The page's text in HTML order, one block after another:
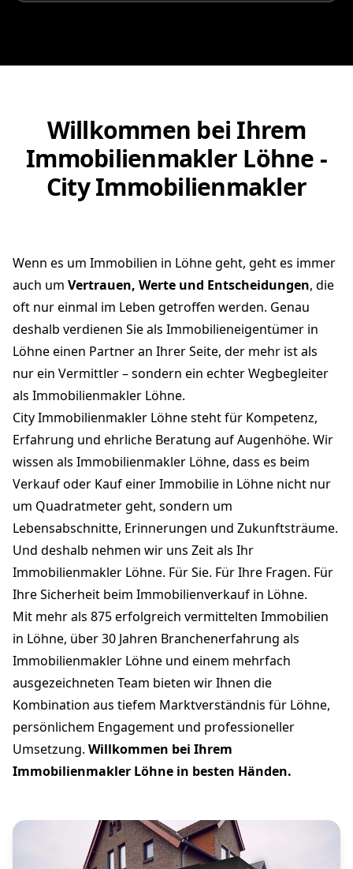
Willkommen bei Ihrem
Immobilienmakler Löhne -
City Immobilienmakler
Wenn es um Immobilien in Löhne geht, geht es immer
auch um Vertrauen, Werte und Entscheidungen, die
oft nur einmal im Leben getroffen werden. Genau
deshalb verdienen Sie als Immobilieneigentümer in
Löhne einen Partner an Ihrer Seite, der mehr ist als
nur ein Vermittler – sondern ein echter Wegbegleiter
als Immobilienmakler Löhne.
City Immobilienmakler Löhne steht für Kompetenz,
Erfahrung und ehrliche Beratung auf Augenhöhe. Wir
wissen als Immobilienmakler Löhne, dass es beim
Verkauf oder Kauf einer Immobilie in Löhne nicht nur
um Quadratmeter geht, sondern um
Lebensabschnitte, Erinnerungen und Zukunftsträume.
Und deshalb nehmen wir uns Zeit als Ihr
Immobilienmakler Löhne. Für Sie. Für Ihre Fragen. Für
Ihre Sicherheit beim Immobilienverkauf in Löhne.
Mit mehr als 875 erfolgreich vermittelten Immobilien
in Löhne, über 30 Jahren Branchenerfahrung als
Immobilienmakler Löhne und einem mehrfach
ausgezeichneten Team bieten wir Ihnen die
Kombination aus tiefem Marktverständnis für Löhne,
persönlichem Engagement und professioneller
Umsetzung. Willkommen bei Ihrem
Immobilienmakler Löhne in besten Händen.